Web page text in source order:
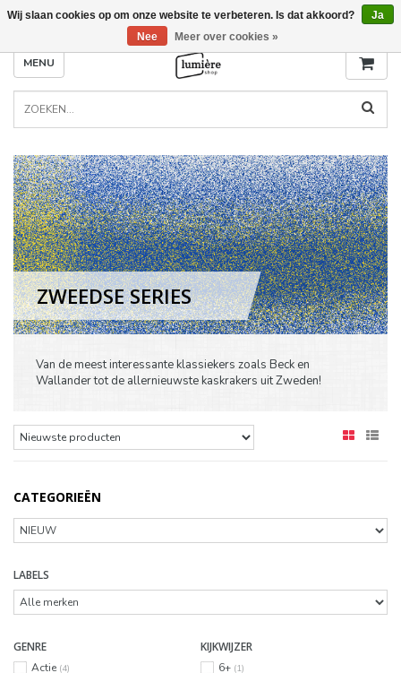
MENU
ZWEEDSE SERIES
Van de meest interessante klassiekers zoals Beck en
Wallander tot de allernieuwste kaskrakers uit Zweden!
CATEGORIEËN
LABELS
GENRE
Actie (4)
KIJKWIJZER
6+ (1)
Wij slaan cookies op om onze website te verbeteren. Is dat akkoord?
Ja
Nee
Meer over cookies »